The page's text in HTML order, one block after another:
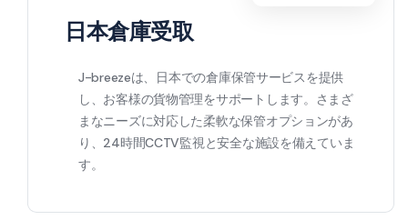
日本倉庫受取
J-breezeは、日本での倉庫保管サービスを提供
し、お客様の貨物管理をサポートします。さまざ
まなニーズに対応した柔軟な保管オプションがあ
り、24時間CCTV監視と安全な施設を備えていま
す。